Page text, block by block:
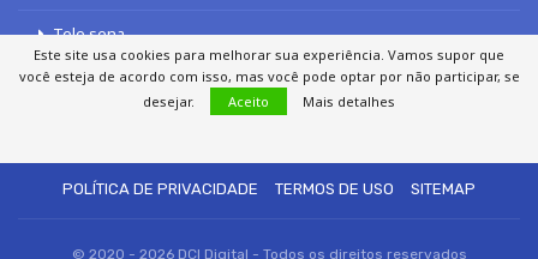
Tele sena
POLÍTICA DE PRIVACIDADE
TERMOS DE USO SITEMAP
© 2020 - 2026 DCI Digital - Todos os direitos reservados
Este site usa cookies para melhorar sua experiência. Vamos supor que
você esteja de acordo com isso, mas você pode optar por não participar, se
desejar.
Aceito Mais detalhes